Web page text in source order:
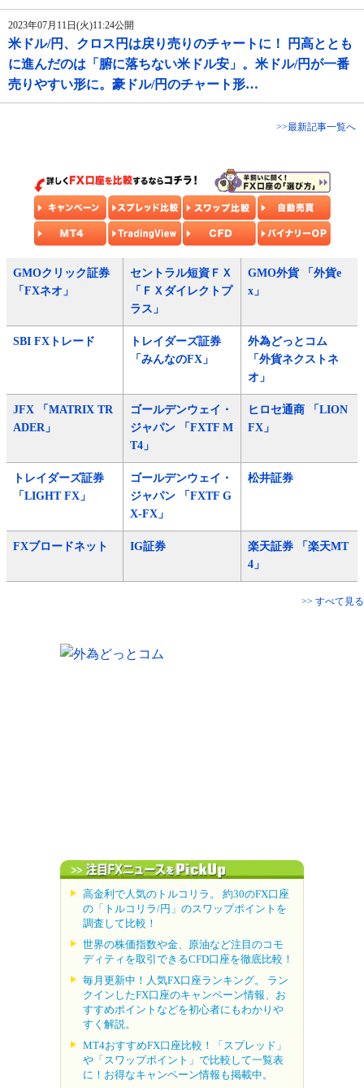
2023年07月11日(火)11:24公開
米ドル/円、クロス円は戻り売りのチャートに！ 円高ととも
に進んだのは「腑に落ちない米ドル安」。米ドル/円が一番
売りやすい形に。豪ドル/円のチャート形…
>>最新記事一覧へ
GMOクリック証券
「FXネオ」
セントラル短資ＦＸ
「ＦＸダイレクトプ
ラス」
GMO外貨 「外貨e
x」
SBI FXトレード
トレイダーズ証券
「みんなのFX」
外為どっとコム
「外貨ネクストネ
オ」
JFX 「MATRIX TR
ADER」
ゴールデンウェイ・
ジャパン 「FXTF M
T4」
ヒロセ通商 「LION
FX」
トレイダーズ証券
「LIGHT FX」
ゴールデンウェイ・
ジャパン 「FXTF G
X-FX」
松井証券
FXブロードネット IG証券
楽天証券 「楽天MT
4」
>> すべて見る
高金利で人気のトルコリラ。 約30のFX口座
の「トルコリラ/円」のスワップポイントを
調査して比較！
世界の株価指数や金、原油など注目のコモ
ディティを取引できるCFD口座を徹底比較！
毎月更新中！人気FX口座ランキング。 ラン
クインしたFX口座のキャンペーン情報、お
すすめポイントなどを初心者にもわかりや
すく解説。
MT4おすすめFX口座比較！「スプレッド」
や「スワップポイント」で比較して一覧表
に！お得なキャンペーン情報も掲載中。